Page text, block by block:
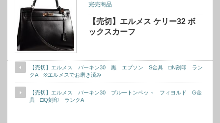
完売商品
【売切】エルメス ケリー32 ボ
ックスカーフ
【売切】エルメス バーキン30 黒 エプソン S金具 □N刻印 ラン
クA ※エルメスでお磨き済み
【売切】エルメス バーキン30 ブルートンペット フィヨルド G金
具 □Q刻印 ランクA